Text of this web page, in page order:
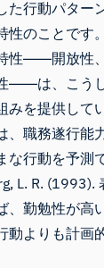
た行動パター
性のことです
性――開放性
――は、こう
みを提供して
、職務遂行能
な行動を予測
L. R. (1993).
、勤勉性が高
動よりも計画